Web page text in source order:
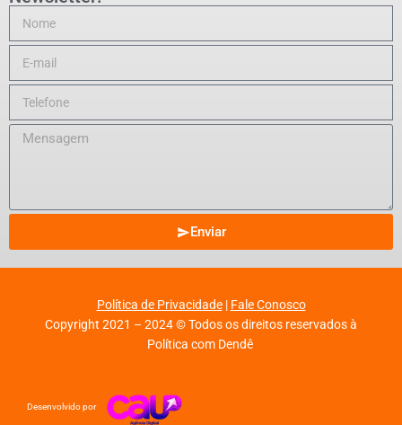
Enviar
Política de Privacidade| Fale Conosco
Copyright 2021 – 2024 © Todos os direitos reservados à
Política com Dendê
Desenvolvido por